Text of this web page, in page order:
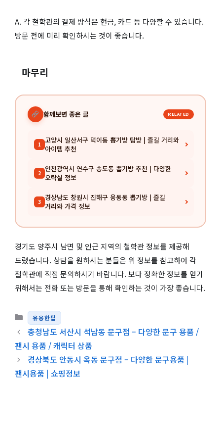
A. 각 철학관의 결제 방식은 현금, 카드 등 다양할 수 있습니다.
방문 전에 미리 확인하시는 것이 좋습니다.
마무리
함께보면 좋은 글 RELATED
1 고양시 일산서구 덕이동 뽑기방 탐방 | 즐길 거리와
아이템 추천
2 인천광역시 연수구 송도동 뽑기방 추천 | 다양한
오락실 정보
3 경상남도 창원시 진해구 웅동동 뽑기방 | 즐길
거리와 가격 정보
경기도 양주시 남면 및 인근 지역의 철학관 정보를 제공해
드렸습니다. 상담을 원하시는 분들은 위 정보를 참고하여 각
철학관에 직접 문의하시기 바랍니다. 보다 정확한 정보를 얻기
위해서는 전화 또는 방문을 통해 확인하는 것이 가장 좋습니다.
카테고리
유용한팁
충청남도 서산시 석남동 문구점 – 다양한 문구 용품 /
팬시 용품 / 캐릭터 상품
경상북도 안동시 옥동 문구점 – 다양한 문구용품 |
팬시용품 | 쇼핑정보